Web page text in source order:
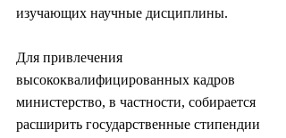
изучающих научные дисциплины.
Для привлечения
высококвалифицированных кадров
министерство, в частности, собирается
расширить государственные стипендии